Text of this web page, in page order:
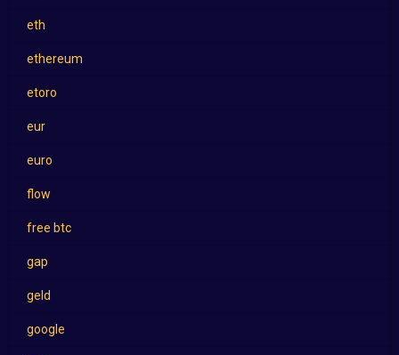
eth
ethereum
etoro
eur
euro
flow
free btc
gap
geld
google